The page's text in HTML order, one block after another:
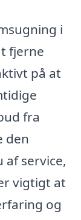
i
fjerne
på at
fra
den
service,
vigtigt at
og